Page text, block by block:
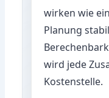
wirken wie
Planung
wird jede
Kostenstelle.